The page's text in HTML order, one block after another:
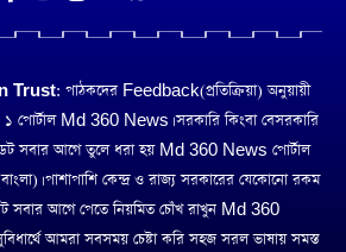
Trust: পাঠকদের Feedback(প্রতিক্রিয়া) অনুয়ায়ী
১ পোর্টাল Md 360 News। সরকারি কিংবা বেসরকারি
সবার আগে তুলে ধরা হয় Md 360 News পোর্টাল
পাশাপাশি কেন্দ্র ও রাজ্য সরকারের যেকোনো রকম
সবার আগে পেতে নিয়মিত চোঁখ রাখুন Md 360
আমরা সবসময় চেষ্টা করি সহজ সরল ভাষায় সমস্ত